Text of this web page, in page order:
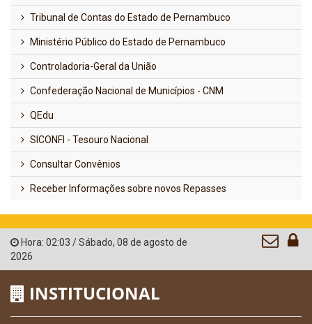
Tribunal de Contas do Estado de Pernambuco
Ministério Público do Estado de Pernambuco
Controladoria-Geral da União
Confederação Nacional de Municípios - CNM
QEdu
SICONFI - Tesouro Nacional
Consultar Convênios
Receber Informações sobre novos Repasses
Hora: 02:03 /Sábado, 08 de agosto de
2026
INSTITUCIONAL